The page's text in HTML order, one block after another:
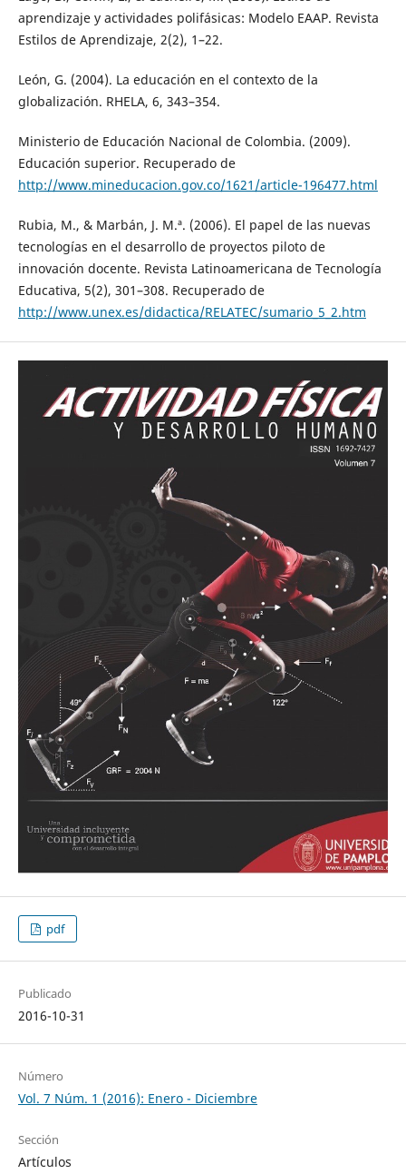
aprendizaje y actividades polifásicas: Modelo EAAP. Revista
Estilos de Aprendizaje, 2(2), 1–22.
León, G. (2004). La educación en el contexto de la
globalización. RHELA, 6, 343–354.
Ministerio de Educación Nacional de Colombia. (2009).
Educación superior. Recuperado de
http://www.mineducacion.gov.co/1621/article-196477.html
Rubia, M., & Marbán, J. M.ª. (2006). El papel de las nuevas
tecnologías en el desarrollo de proyectos piloto de
innovación docente. Revista Latinoamericana de Tecnología
Educativa, 5(2), 301–308. Recuperado de
http://www.unex.es/didactica/RELATEC/sumario_5_2.htm
pdf
Publicado
2016-10-31
Número
Vol. 7 Núm. 1 (2016): Enero - Diciembre
Sección
Artículos